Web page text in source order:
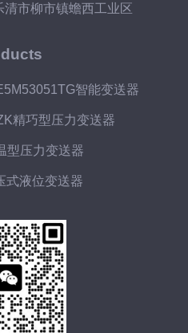
市柳市镇蟾西工业区
智能变送器
精巧型压力变送器
型压力变送器
式液位变送器